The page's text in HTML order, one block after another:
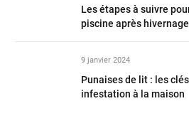
Les étapes à suivre
piscine après hivernage
9 janvier 2024
Punaises de lit : les
infestation à la maison